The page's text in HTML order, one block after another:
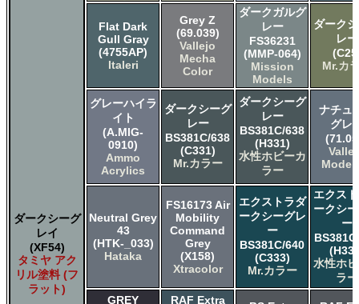
ダークシーグ
レイ
(XF54)
タミヤ アク
リル塗料 (フ
ラット)
Flat Dark
Gull Gray
(4755AP)
Italeri
Grey Z
(69.039)
Vallejo
Mecha
Color
ダークガルグ
レー
FS36231
(MMP-064)
Mission
Models
ダーク
レー
Mr.カ
グレーハイラ
イト
(A.MIG-
0910)
Ammo
Acrylics
ダークシーグ
レー
BS381C/638
(C331)
Mr.カラー
ダークシーグ
レー
BS381C/638
(H331)
水性ホビーカ
ラー
ナチュ
グレ
Model
Neutral Grey
43
(HTK-_033)
Hataka
FS16173 Air
Mobility
Command
Grey
(X158)
Xtracolor
エクストラダ
ークシーグレ
ー
BS381C/640
(C333)
Mr.カラー
エクス
ークシ
ー
水性ホ
ラー
GREY
RAF Extra